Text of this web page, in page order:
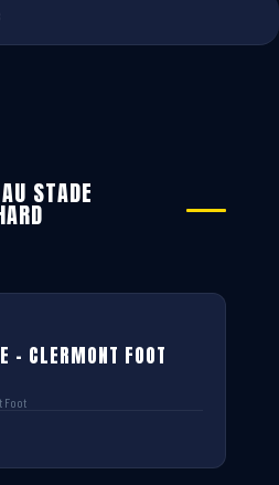
STADE
– CLERMONT FOOT
Foot